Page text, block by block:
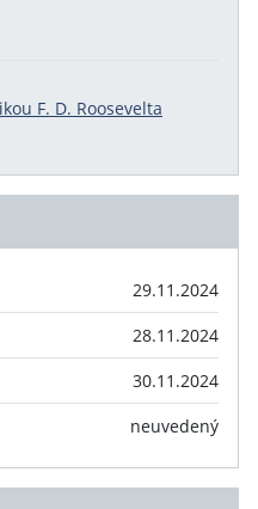
F. D. Roosevelta
29.11.2024
28.11.2024
30.11.2024
neuvedený